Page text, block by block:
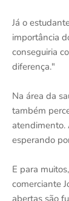
Já o
importância
conseguiria
diferença."
Na área da
também
atendimento.
esperando
E para
comerciante
abertas são